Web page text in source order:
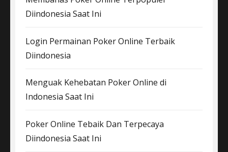
Diindonesia Saat Ini
Login Permainan Poker Online Terbaik
Diindonesia
Menguak Kehebatan Poker Online di
Indonesia Saat Ini
Poker Online Tebaik Dan Terpecaya
Diindonesia Saat Ini